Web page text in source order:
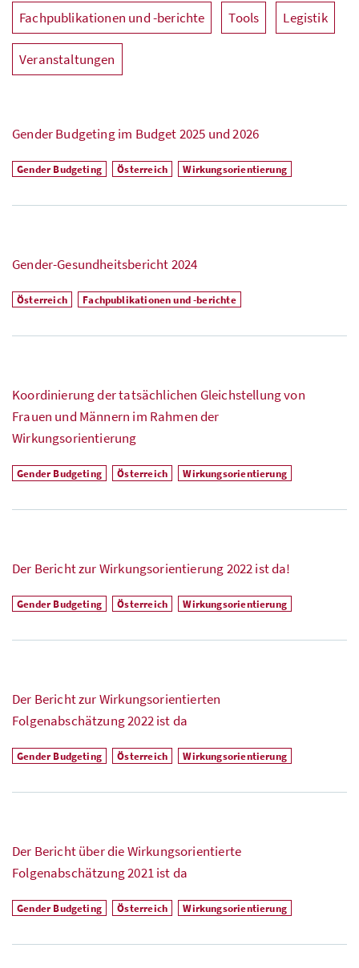
Fachpublikationen und -berichte Tools Legistik
Veranstaltungen
Gender Budgeting im Budget 2025 und 2026
Gender Budgeting Österreich Wirkungsorientierung
Gender-Gesundheitsbericht 2024
Österreich Fachpublikationen und -berichte
Koordinierung der tatsächlichen Gleichstellung von
Frauen und Männern im Rahmen der
Wirkungsorientierung
Gender Budgeting Österreich Wirkungsorientierung
Der Bericht zur Wirkungsorientierung 2022 ist da!
Gender Budgeting Österreich Wirkungsorientierung
Der Bericht zur Wirkungsorientierten
Folgenabschätzung 2022 ist da
Gender Budgeting Österreich Wirkungsorientierung
Der Bericht über die Wirkungsorientierte
Folgenabschätzung 2021 ist da
Gender Budgeting Österreich Wirkungsorientierung